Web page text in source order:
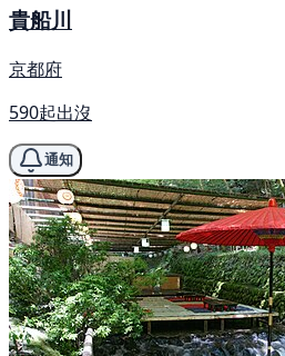
貴船川
京都府
590起出沒
通知